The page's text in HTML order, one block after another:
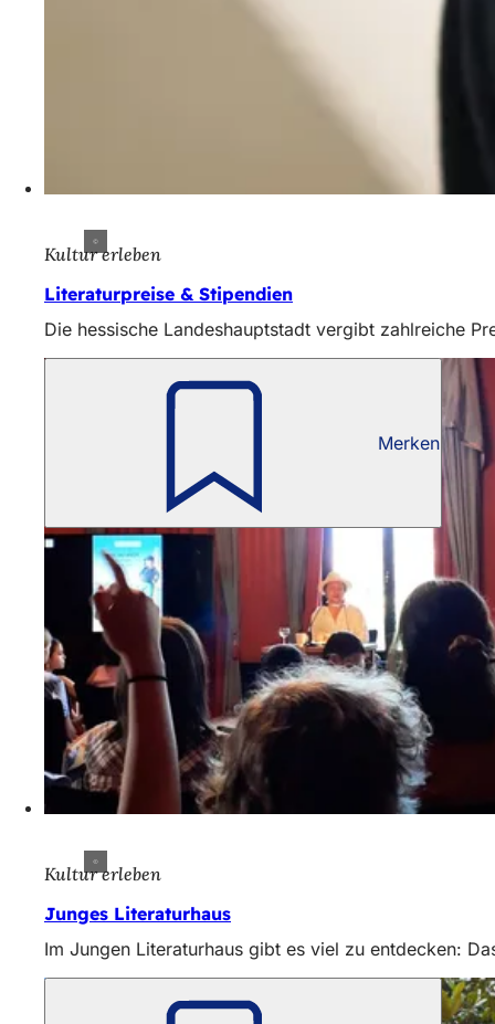
Kultur erleben
Literaturpreise & Stipendien
Die hessische Landeshauptstadt vergibt zahlreiche
Merken
Kultur erleben
Junges Literaturhaus
Im Jungen Literaturhaus gibt es viel zu entdecken: